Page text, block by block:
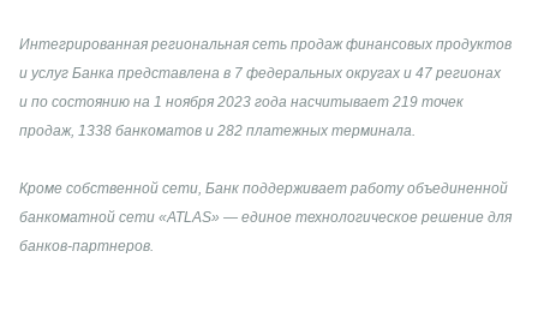
Интегрированная региональная сеть продаж финансовых продуктов
и услуг Банка представлена в 7 федеральных округах и 47 регионах
и по состоянию на 1 ноября 2023 года насчитывает 219 точек
продаж, 1338 банкоматов и 282 платежных терминала.
Кроме собственной сети, Банк поддерживает работу объединенной
банкоматной сети «ATLAS» — единое технологическое решение для
банков-партнеров.